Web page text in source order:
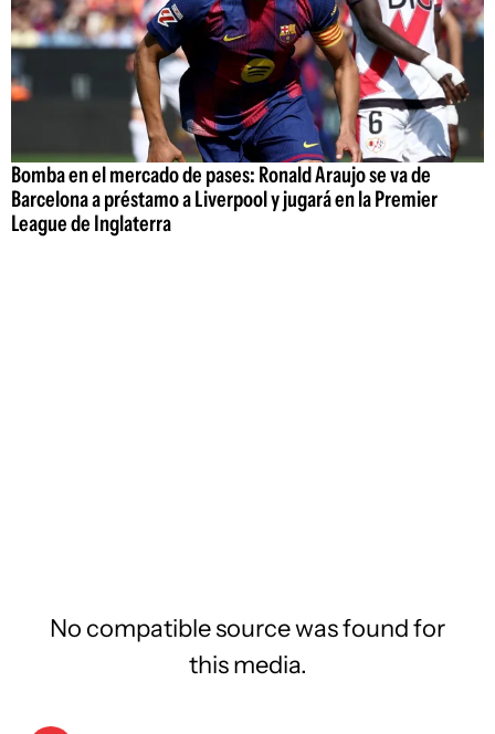
Bomba en el mercado de pases: Ronald Araujo se va de
Barcelona a préstamo a Liverpool y jugará en la Premier
League de Inglaterra
No compatible source was found for
this media.